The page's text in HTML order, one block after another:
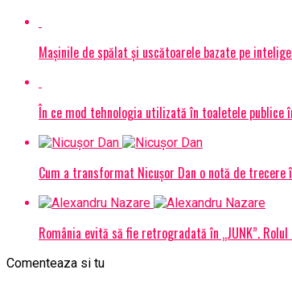
Mașinile de spălat și uscătoarele bazate pe
În ce mod tehnologia utilizată în toaletele
Cum a transformat Nicușor Dan o notă de
România evită să fie retrogradată în „JUNK”.
Comenteaza si tu